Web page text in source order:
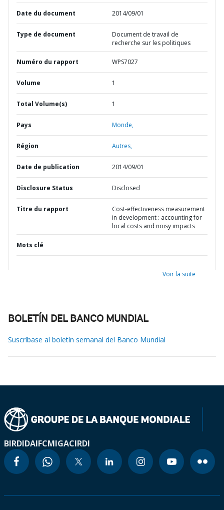
Date du document 2014/09/01
Type de document
Document de travail de
recherche sur les politiques
Numéro du rapport WPS7027
Volume 1
Total Volume(s) 1
Pays Monde,
Région Autres,
Date de publication 2014/09/01
Disclosure Status Disclosed
Titre du rapport
Cost-effectiveness measurement
in development : accounting for
local costs and noisy impacts
Mots clé
Voir la suite
BOLETÍN DEL BANCO MUNDIAL
Suscríbase al boletín semanal del Banco Mundial
BIRDIDAIFCMIGACIRDI